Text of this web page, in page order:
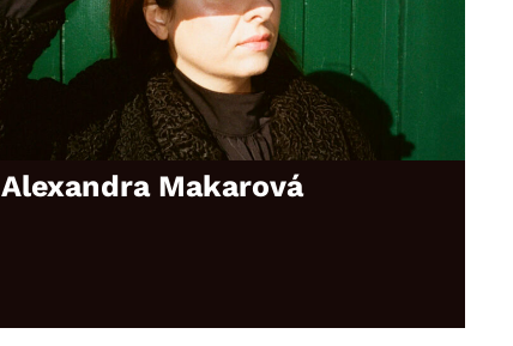
Alexandra Makarová